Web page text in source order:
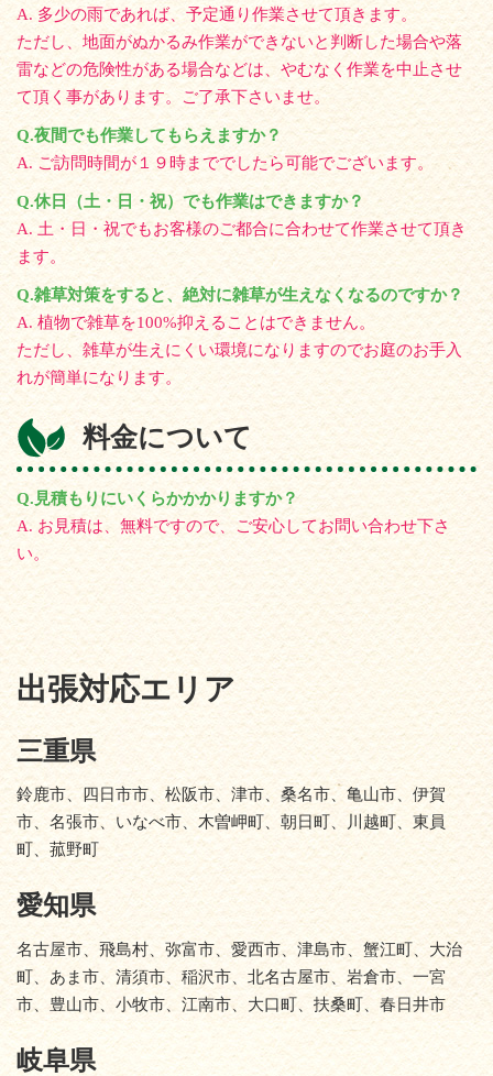
A. 多少の雨であれば、予定通り作業させて頂きます。
ただし、地面がぬかるみ作業ができないと判断した場合や落
雷などの危険性がある場合などは、やむなく作業を中止させ
て頂く事があります。ご了承下さいませ。
Q.夜間でも作業してもらえますか？
A. ご訪問時間が１９時まででしたら可能でございます。
Q.休日（土・日・祝）でも作業はできますか？
A. 土・日・祝でもお客様のご都合に合わせて作業させて頂き
ます。
Q.雑草対策をすると、絶対に雑草が生えなくなるのですか？
A. 植物で雑草を100%抑えることはできません。
ただし、雑草が生えにくい環境になりますのでお庭のお手入
れが簡単になります。
料金について
Q.見積もりにいくらかかかりますか？
A. お見積は、無料ですので、ご安心してお問い合わせ下さ
い。
出張対応エリア
三重県
鈴鹿市、四日市市、松阪市、津市、桑名市、亀山市、伊賀
市、名張市、いなべ市、木曽岬町、朝日町、川越町、東員
町、菰野町
愛知県
名古屋市、飛島村、弥富市、愛西市、津島市、蟹江町、大治
町、あま市、清須市、稲沢市、北名古屋市、岩倉市、一宮
市、豊山市、小牧市、江南市、大口町、扶桑町、春日井市
岐阜県